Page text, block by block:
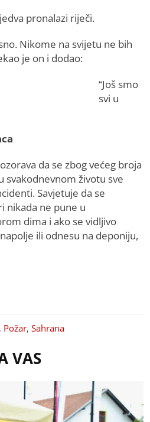
pronalazi riječi.
Nikome na svijetu ne bih
je on i dodao:
“Još smo
svi u
da se zbog većeg broja
svakodnevnom životu sve
Savjetuje da se
nikada ne pune u
dima i ako se vidljivo
ili odnesu na deponiju,
, Požar,Sahrana
VAS